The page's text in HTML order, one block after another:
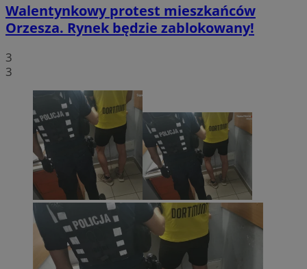
Walentynkowy protest mieszkańców
Orzesza. Rynek będzie zablokowany!
3
3